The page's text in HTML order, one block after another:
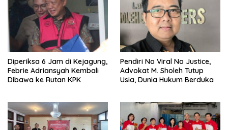
Diperiksa 6 Jam di Kejagung,
Febrie Adriansyah Kembali
Dibawa ke Rutan KPK
Pendiri No Viral No Justice,
Advokat M. Sholeh Tutup
Usia, Dunia Hukum Berduka